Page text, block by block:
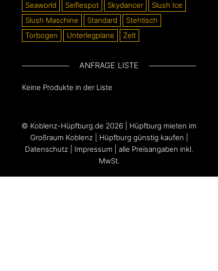
Seaworld
Selfiespot Skydancer
Slush Ice
Slush Maschine
Standard
Stehtisch
Torbogen
Unterlegplane Zelt
ANFRAGE LISTE
Keine Produkte in der Liste
© Koblenz-Hüpfburg.de 2026 | Hüpfburg mieten im
Großraum Koblenz| Hüpfburg günstig kaufen
Datenschutz
Impressum | alle Preisangaben inkl.
MwSt.